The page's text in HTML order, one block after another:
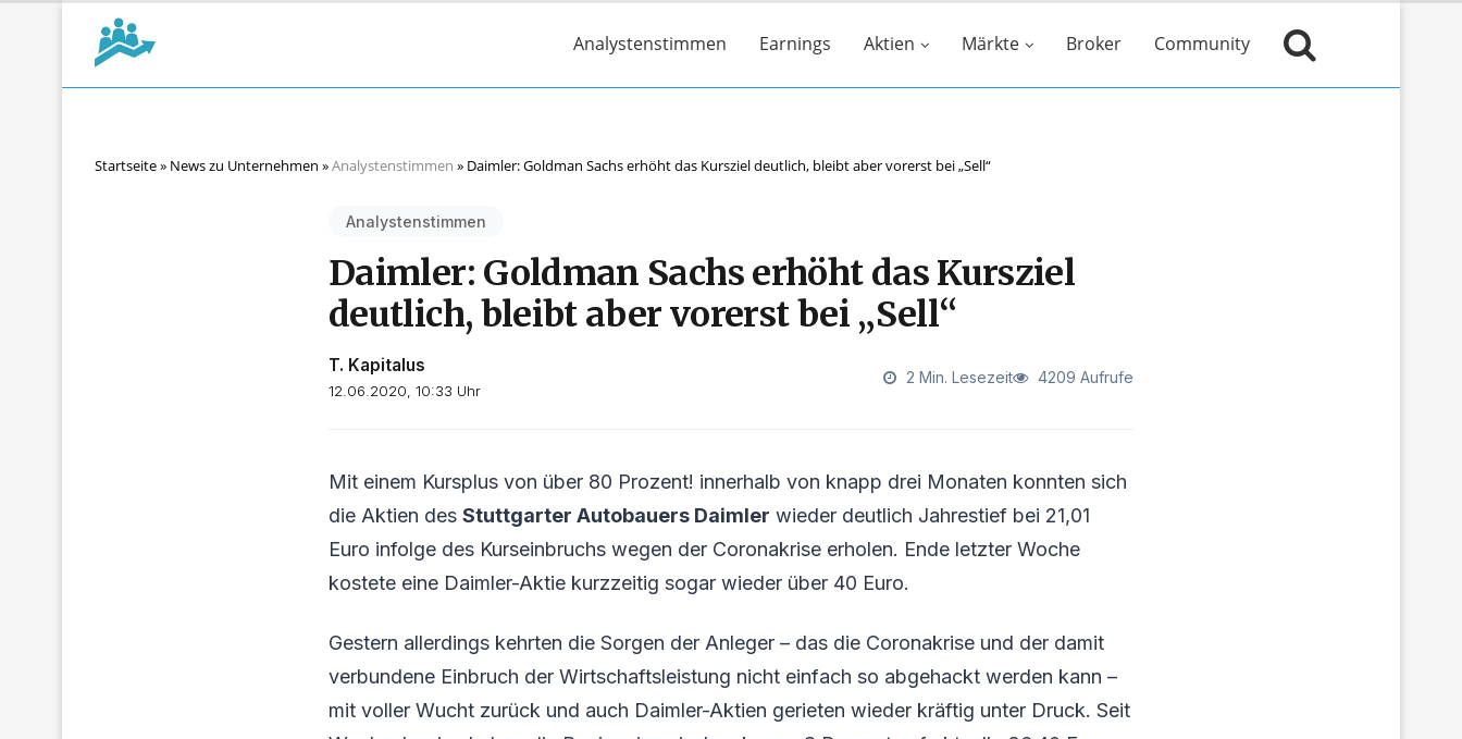
Analystenstimmen Earnings Aktien Märkte Broker Community
Startseite» News zu Unternehmen »Analystenstimmen » Daimler: Goldman Sachs erhöht das Kursziel deutlich, bleibt aber vorerst bei „Sell“
Analystenstimmen
Daimler: Goldman Sachs erhöht das Kursziel
deutlich, bleibt aber vorerst bei „Sell“
T. Kapitalus
12.06.2020, 10:33 Uhr
2 Min. Lesezeit 4209 Aufrufe
Mit einem Kursplus von über 80 Prozent! innerhalb von knapp drei Monaten konnten sich
die Aktien des Stuttgarter Autobauers Daimler wieder deutlich Jahrestief bei 21,01
Euro infolge des Kurseinbruchs wegen der Coronakrise erholen. Ende letzter Woche
kostete eine Daimler-Aktie kurzzeitig sogar wieder über 40 Euro.
Gestern allerdings kehrten die Sorgen der Anleger – das die Coronakrise und der damit
verbundene Einbruch der Wirtschaftsleistung nicht einfach so abgehackt werden kann –
mit voller Wucht zurück und auch Daimler-Aktien gerieten wieder kräftig unter Druck. Seit